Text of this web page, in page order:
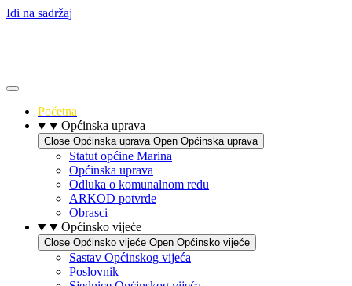
Idi na sadržaj
Početna
Općinska uprava
Close Općinska uprava Open Općinska uprava
Statut općine Marina
Općinska uprava
Odluka o komunalnom redu
ARKOD potvrde
Obrasci
Općinsko vijeće
Close Općinsko vijeće Open Općinsko vijeće
Sastav Općinskog vijeća
Poslovnik